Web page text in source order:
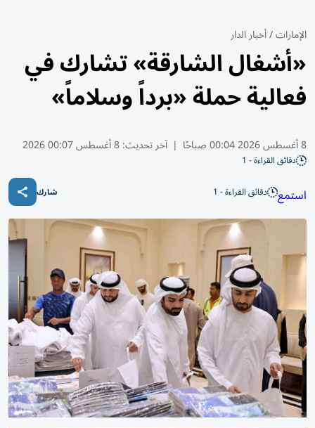
الإمارات/أخبار الدار
«أشغال الشارقة» تشارك في
فعالية حملة «برداً وسلاماً»
8 أغسطس 2026 00:04 صباحًا | آخر تحديث:8 أغسطس 00:07 2026
دقائق القراءة - 1
استمع دقائق القراءة - 1 شارك